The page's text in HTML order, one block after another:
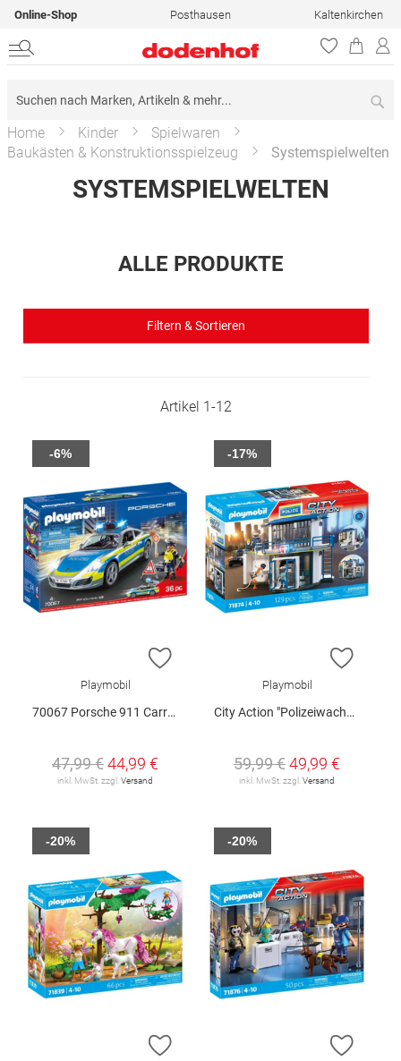
Online-Shop Posthausen Kaltenkirchen
Home Kinder
Spielwaren
Baukästen & Konstruktionsspielzeug
Systemspielwelten
SYSTEMSPIELWELTEN
ALLE PRODUKTE
Filtern & Sortieren
Artikel 1-12
ZUR WUNSCHLISTE HINZUFÜGEN
Playmobil
70067 Porsche 911 Carrera 4S Polizei
47,99 €44,99 €
inkl. MwSt. zzgl. Versand
-6%
ZUR
Playmobil
City Action "Polizeiwache mit Fahndungsraum", 71874
59,99 €49,99 €
inkl. MwSt. zzgl. Versand
-17%
ZUR WUNSCHLISTE HINZUFÜGEN
-20%
ZUR
-20%